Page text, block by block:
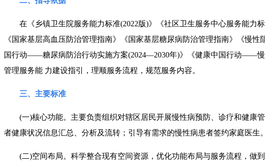
在《乡镇卫生院服务能力标准(2022版)》《社区卫生服务中心服务能力标
《国家基层高血压防治管理指南》《国家基层糖尿病防治管理指南》《慢
国行动——糖尿病防治行动实施方案(2024—2030年)》《健康中国行动——慢
管理服务能 力建设指引，理顺服务流程，规范服务内容。
三、主要标准
(一)核心功能。主要负责组织对辖区居民开展慢性病预防、诊疗和健康
者健康状况信息汇总、分析及流转；引导有需求的慢性病患者签约家庭医生。
(二)空间布局。科学整合现有空间资源，优化功能布局与服务流程，做